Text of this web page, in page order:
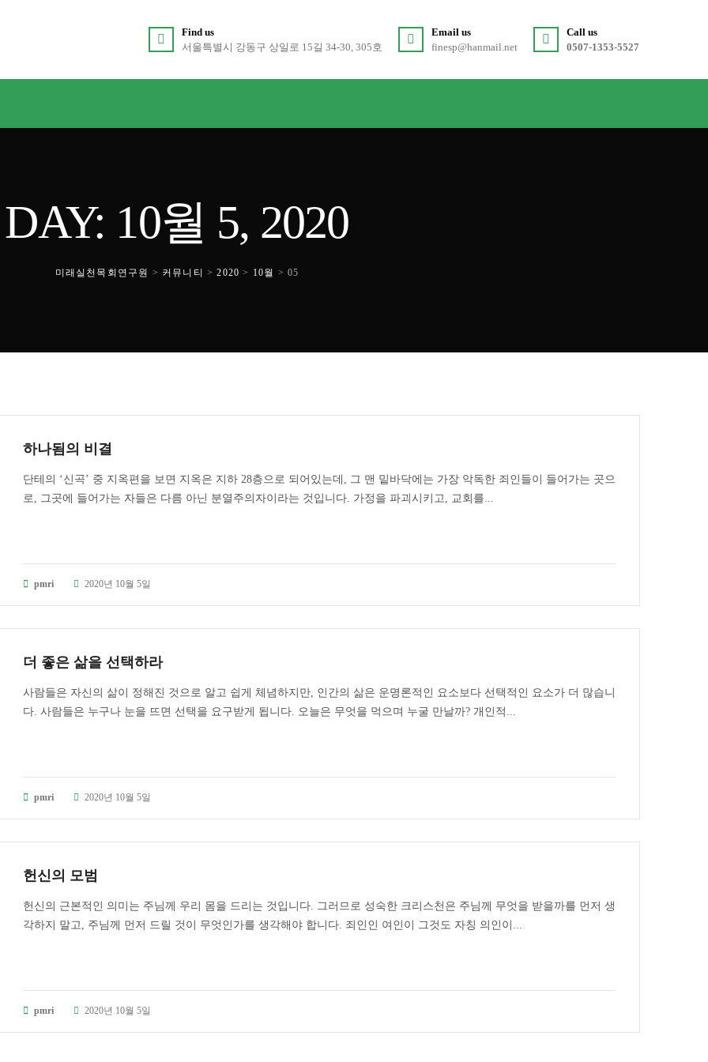
Find us
서울특별시 강동구 상일로 15길 34-30, 305호
Email us
finesp@hanmail.net
Call us
0507-1353-5527
DAY: 10월 5, 2020
미래실천목회연구원 > 커뮤니티 >2020 > 10월 >05
하나됨의 비결
단테의 ‘신곡’ 중 지옥편을 보면 지옥은 지하 28층으로 되어있는데, 그 맨 밑바닥에는 가장 악독한 죄인들이 들어가는 곳으
로, 그곳에 들어가는 자들은 다름 아닌 분열주의자이라는 것입니다. 가정을 파괴시키고, 교회를...
pmri 2020년 10월 5일
더 좋은 삶을 선택하라
사람들은 자신의 삶이 정해진 것으로 알고 쉽게 체념하지만, 인간의 삶은 운명론적인 요소보다 선택적인 요소가 더 많습니
다. 사람들은 누구나 눈을 뜨면 선택을 요구받게 됩니다. 오늘은 무엇을 먹으며 누굴 만날까? 개인적...
pmri 2020년 10월 5일
헌신의 모범
헌신의 근본적인 의미는 주님께 우리 몸을 드리는 것입니다. 그러므로 성숙한 크리스천은 주님께 무엇을 받을까를 먼저 생
각하지 말고, 주님께 먼저 드릴 것이 무엇인가를 생각해야 합니다. 죄인인 여인이 그것도 자칭 의인이...
pmri 2020년 10월 5일